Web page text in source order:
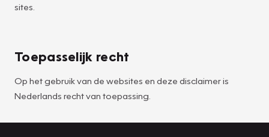
sites.
Toepasselijk recht
Op het gebruik van de websites en deze disclaimer is
Nederlands recht van toepassing.